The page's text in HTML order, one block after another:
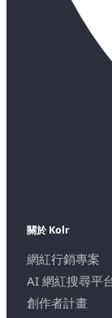
關於 Kolr
網紅行銷專案
AI 網紅搜尋平
創作者計畫